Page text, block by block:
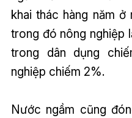
khai thác hàng năm
trong đó nông nghiệp
trong dân dụng
nghiệp chiếm 2%.
Nước ngầm cũng